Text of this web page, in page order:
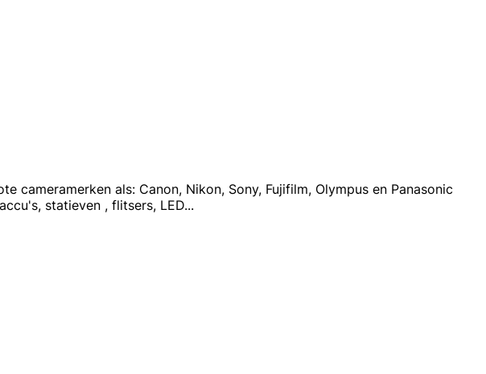
als: Canon, Nikon, Sony, Fujifilm, Olympus en Panasonic
statieven , flitsers, LED...